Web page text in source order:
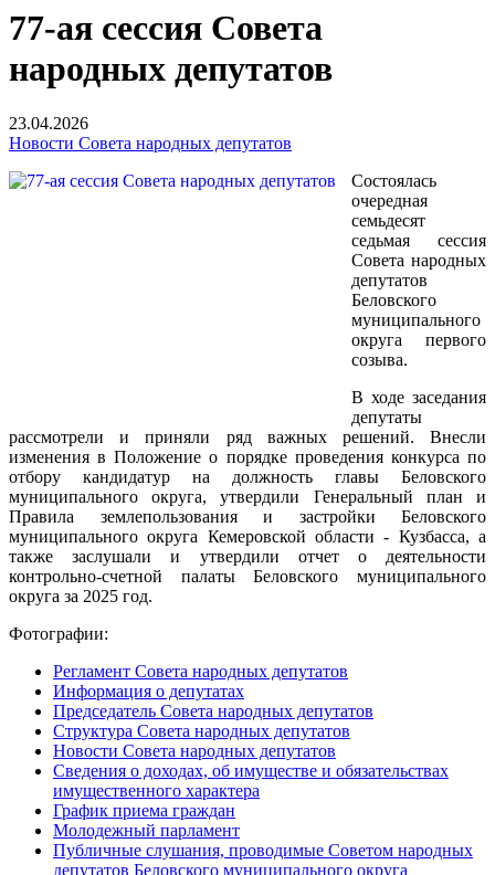
77-ая сессия Совета
народных депутатов
23.04.2026
Новости Совета народных депутатов
Состоялась
очередная
семьдесят
седьмая сессия
Совета народных
депутатов
Беловского
муниципального
округа первого
созыва.
В ходе заседания
депутаты
рассмотрели и приняли ряд важных решений. Внесли
изменения в Положение о порядке проведения конкурса по
отбору кандидатур на должность главы Беловского
муниципального округа, утвердили Генеральный план и
Правила землепользования и застройки Беловского
муниципального округа Кемеровской области - Кузбасса, а
также заслушали и утвердили отчет о деятельности
контрольно-счетной палаты Беловского муниципального
округа за 2025 год.
Фотографии:
Регламент Совета народных депутатов
Информация о депутатах
Председатель Совета народных депутатов
Структура Совета народных депутатов
Новости Совета народных депутатов
Сведения о доходах, об имуществе и обязательствах
имущественного характера
График приема граждан
Молодежный парламент
Публичные слушания, проводимые Советом народных
депутатов Беловского муниципального округа